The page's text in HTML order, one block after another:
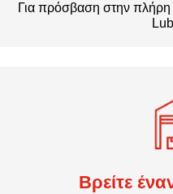
Για πρόσβαση στην
Βρείτε